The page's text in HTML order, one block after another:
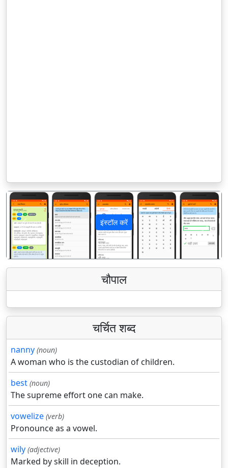
इंस्टॉल करें
पिछला अगला
चौपाल
चर्चित शब्द
nanny (noun)
A woman who is the custodian of children.
best (noun)
The supreme effort one can make.
vowelize (verb)
Pronounce as a vowel.
wily (adjective)
Marked by skill in deception.